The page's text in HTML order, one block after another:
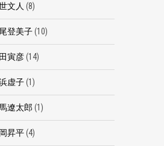
文人 (8)
登美子(10)
寅彦(14)
虚子(1)
遼太郎 (1)
昇平(4)